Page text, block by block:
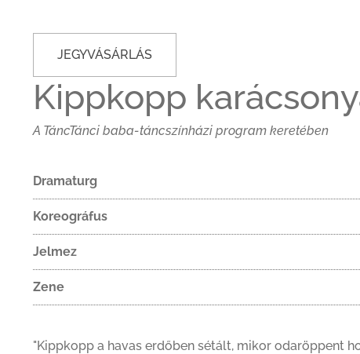
JEGYVÁSÁRLÁS
Kippkopp
A TáncTánci baba-táncszínházi program keretében
Dramaturg
Koreográfus
Jelmez
Zene
"Kippkopp a havas erdőben sétált, mikor odaröppent